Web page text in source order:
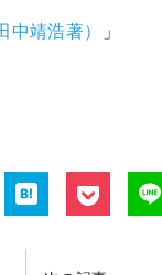
靖浩著） 」